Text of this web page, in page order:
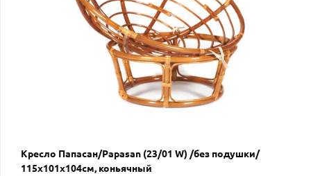
Кресло Папасан/Papasan (23/01 W) /без подушки/
115х101х104см, коньячный